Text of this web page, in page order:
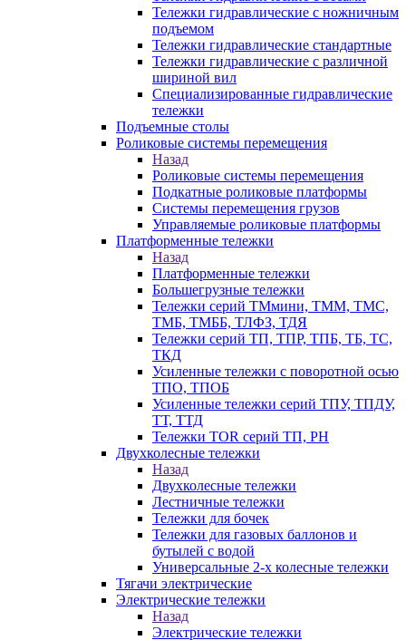
Тележки гидравлические с ножничным
подъемом
Тележки гидравлические стандартные
Тележки гидравлические с различной
шириной вил
Специализированные гидравлические
тележки
Подъемные столы
Роликовые системы перемещения
Назад
Роликовые системы перемещения
Подкатные роликовые платформы
Системы перемещения грузов
Управляемые роликовые платформы
Платформенные тележки
Назад
Платформенные тележки
Большегрузные тележки
Тележки серий ТМмини, ТММ, ТМС,
ТМБ, ТМББ, ТЛФЗ, ТДЯ
Тележки серий ТП, ТПР, ТПБ, ТБ, ТС,
ТКД
Усиленные тележки с поворотной осью
ТПО, ТПОБ
Усиленные тележки серий ТПУ, ТПДУ,
ТТ, ТТД
Тележки TOR серий ТП, PH
Двухколесные тележки
Назад
Двухколесные тележки
Лестничные тележки
Тележки для бочек
Тележки для газовых баллонов и
бутылей с водой
Универсальные 2-х колесные тележки
Тягачи электрические
Электрические тележки
Назад
Электрические тележки